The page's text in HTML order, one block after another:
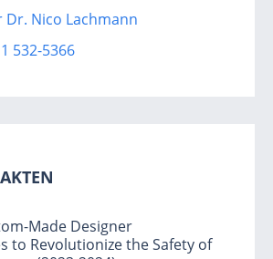
Dr. Nico Lachmann
532-5366
Made Designer
to Revolutionize the Safety of